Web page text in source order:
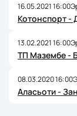
16.05.2021 16:00
Котонспорт -
13.02.2021 16:00
ТП Мазембе -
08.03.2020 16:00
Аласьоти -